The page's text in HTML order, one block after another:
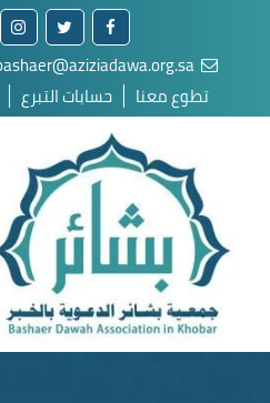
تطوع معنا
حسابات التبرع